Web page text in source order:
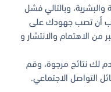
والبشرية، وبالتالي فشل
أن تصب جهودك على
أكبر من الاهتمام والانتشار و
لك نتائج مرجوة، وقم
التواصل الاجتماعي.